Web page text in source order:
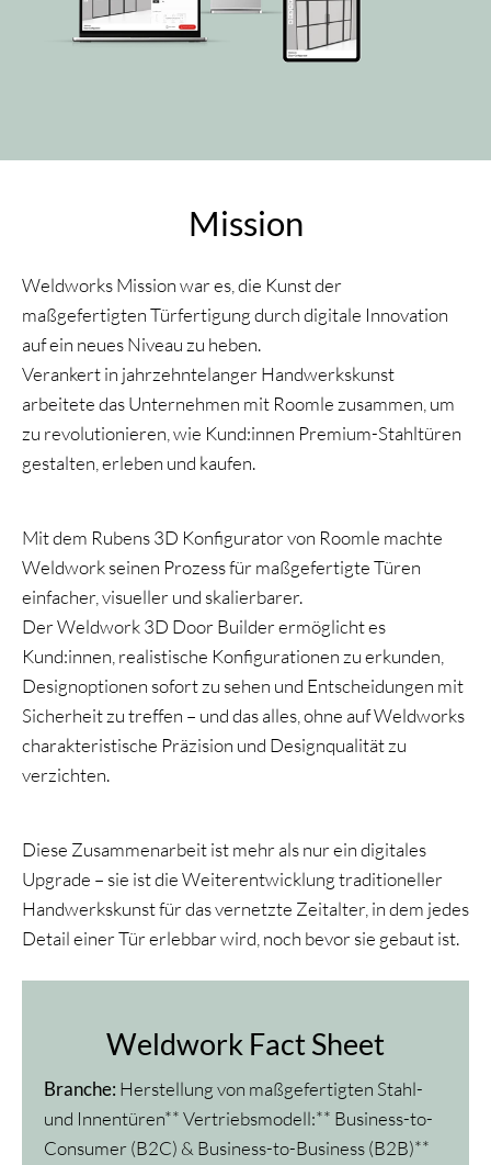
Mission
Weldworks Mission war es, die Kunst der
maßgefertigten Türfertigung durch digitale Innovation
auf ein neues Niveau zu heben.
Verankert in jahrzehntelanger Handwerkskunst
arbeitete das Unternehmen mit Roomle zusammen, um
zu revolutionieren, wie Kund:innen Premium-Stahltüren
gestalten, erleben und kaufen.
Mit dem Rubens 3D Konfigurator von Roomle machte
Weldwork seinen Prozess für maßgefertigte Türen
einfacher, visueller und skalierbarer.
Der Weldwork 3D Door Builder ermöglicht es
Kund:innen, realistische Konfigurationen zu erkunden,
Designoptionen sofort zu sehen und Entscheidungen mit
Sicherheit zu treffen – und das alles, ohne auf Weldworks
charakteristische Präzision und Designqualität zu
verzichten.
Diese Zusammenarbeit ist mehr als nur ein digitales
Upgrade – sie ist die Weiterentwicklung traditioneller
Handwerkskunst für das vernetzte Zeitalter, in dem jedes
Detail einer Tür erlebbar wird, noch bevor sie gebaut ist.
Weldwork Fact Sheet
Branche: Herstellung von maßgefertigten Stahl-
und Innentüren** Vertriebsmodell:** Business-to-
Consumer (B2C) & Business-to-Business (B2B)**